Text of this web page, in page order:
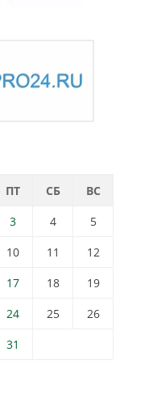
ПТ СБ
ВС
3 4
5
10 11
12
17 18
19
24 25
26
31